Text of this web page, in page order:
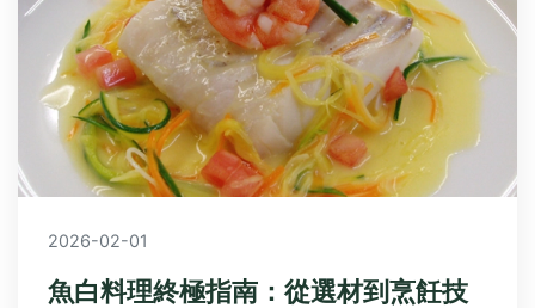
2026-02-01
魚白料理終極指南：從選材到烹飪技